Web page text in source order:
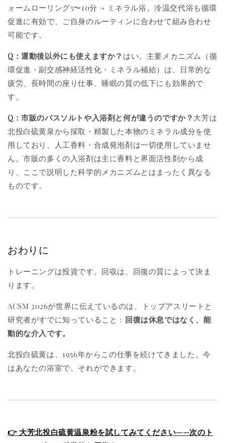
ォームローリング5〜10分 → ミネラル浴。冷温交代浴も循環
促進に有効で、ご自身のルーティンに合わせて組み合わせ
可能です。
Q：運動後以外にも使えますか？ はい。主要メカニズム（循
環促進・副交感神経活性化・ミネラル補給）は、日常的な
疲労、長時間の座り仕事、睡眠の質の低下にも効果的で
す。
Q：市販のバスソルトや入浴剤と何が違うのですか？ 大芳は
北投白硫黄泉から採取・精製した本物のミネラル成分を使
用しており、人工香料・合成発泡剤は一切使用していませ
ん。市販の多くの入浴剤は主に香料と界面活性剤から成
り、ここで説明した科学的メカニズムとはまったく異なる
ものです。
おわりに
トレーニングは投資です。回収は、回復の質によって決ま
ります。
ACSM 2026が世界に伝えているのは、トップアスリートと
研究者がすでに知っていること： 回復は休息ではなく、能
動的な介入です。
北投白硫黄は、1956年からこの仕事を続けてきました。今
はあなたの浴室で、それができます。
👉 大芳北投白硫黄温泉粉を試してみてください——次のト